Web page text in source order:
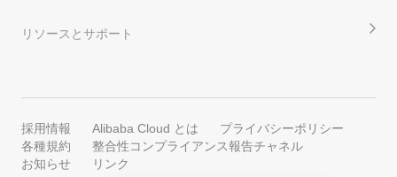
リソースとサポート
採用情報 Alibaba Cloud とは
プライバシーポリシー
各種規約
整合性コンプライアンス報告チャネル
お知らせ
リンク